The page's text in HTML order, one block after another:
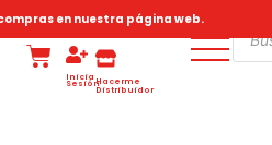
en nuestra página web.
Inicia
SesiónHacerme
Distribuidor